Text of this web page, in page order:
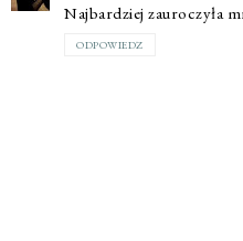
Najbardziej zauroczyła
ODPOWIEDZ